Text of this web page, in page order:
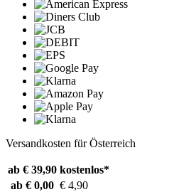
Versandkosten für Österreich
ab € 39,90 kostenlos*
ab € 0,00 € 4,90